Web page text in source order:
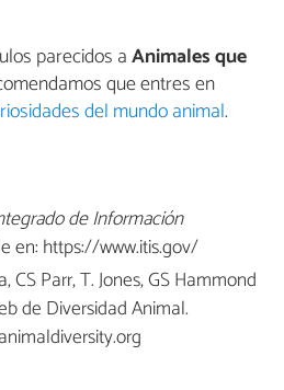
parecidos aAnimales que
que entres en
del mundo animal.
de Información
en: https://www.itis.gov/
CS Parr, T. Jones, GS Hammond
de Diversidad Animal.